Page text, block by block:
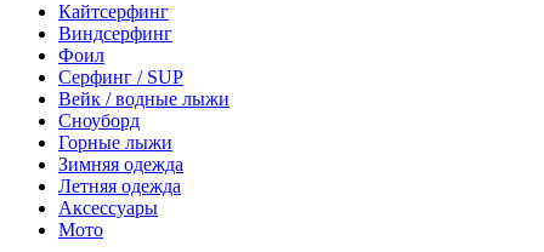
Кайтсерфинг
Виндсерфинг
Фоил
Серфинг / SUP
Вейк / водные лыжи
Сноуборд
Горные лыжи
Зимняя одежда
Летняя одежда
Аксессуары
Мото